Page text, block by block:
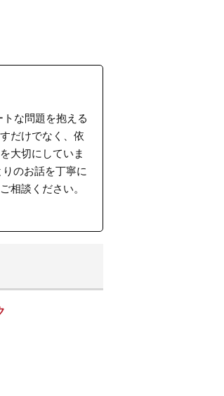
な問題を抱える
だけでなく、依
大切にしていま
のお話を丁寧に
相談ください。